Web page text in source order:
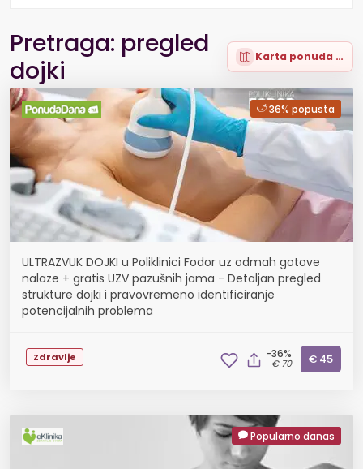
Pretraga: pregled
dojki
Karta ponuda (10)
36% popusta
ULTRAZVUK DOJKI u Poliklinici Fodor uz odmah gotove
nalaze + gratis UZV pazušnih jama - Detaljan pregled
strukture dojki i pravovremeno identificiranje
potencijalnih problema
Zdravlje -36%
€ 70 € 45
Popularno danas